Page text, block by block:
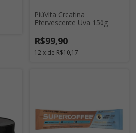
PiùVita Creatina
Efervescente Uva 150g
R$99,90
12 x de R$10,17